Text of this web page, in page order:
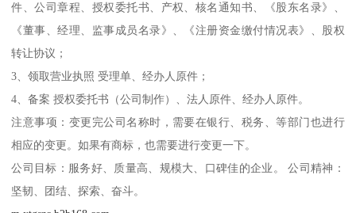
件、公司章程、授权委托书、产权、核名通知书、《股东名录》、
《董事、经理、监事成员名录》、《注册资金缴付情况表》、股权
转让协议；
3、领取营业执照 受理单、经办人原件；
4、备案 授权委托书（公司制作）、法人原件、经办人原件。
注意事项：变更完公司名称时，需要在银行、税务、等部门也进行
相应的变更。如果有商标，也需要进行变更一下。
公司目标：服务好、质量高、规模大、口碑佳的企业。 公司精神：
坚韧、团结、探索、奋斗。